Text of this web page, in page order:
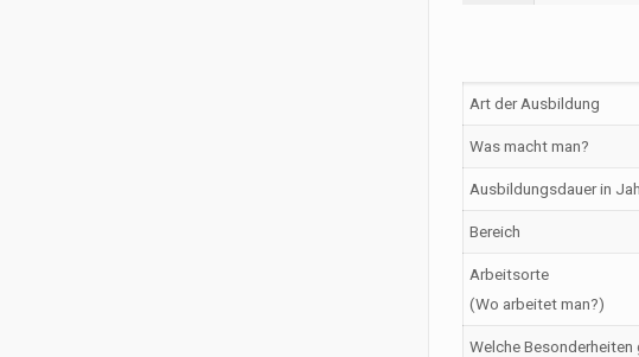
Art der Ausbildung
Was macht man?
Ausbildungsdauer in
Bereich
Arbeitsorte
(Wo arbeitet man?)
Welche Besonderheiten